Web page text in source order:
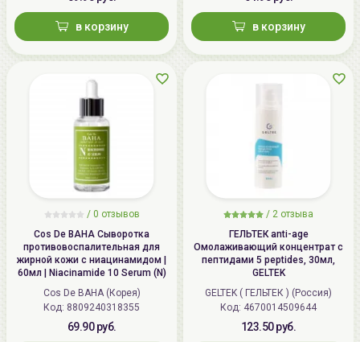
в корзину в корзину
/ 0 отзывов
Cos De BAHA Сыворотка
противовоспалительная для
жирной кожи с ниацинамидом |
60мл | Niacinamide 10 Serum (N)
Cos De BAHA (Корея)
Код: 8809240318355
69.90 руб.
/ 2 отзыва
ГЕЛЬТЕК anti-age
Омолаживающий концентрат с
пептидами 5 peptides, 30мл,
GELTEK
GELTEK ( ГЕЛЬТЕК ) (Россия)
Код: 4670014509644
123.50 руб.